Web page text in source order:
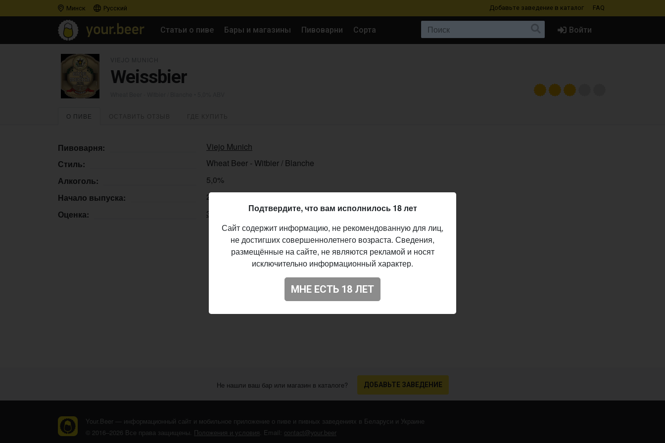
Минск Русский Добавьте заведение в каталог FAQ
Статьи о пиве Бары и магазины Пивоварни Сорта Войти
Weissbier
О ПИВЕ
Пивоварня:
Viejo Munich
Стиль:
Wheat Beer - Witbier / Blanche
Алкоголь:
5,0%
Начало выпуска:
24.04.2014
Оценка:
3.046
Не нашли ваш бар или магазин в каталоге? ДОБАВЬТЕ ЗАВЕДЕНИЕ
Your.Beer — информационный сайт и мобильное приложение о пиве и пивных заведениях в Беларуси и Украине
© 2016–2026 Все права защищены. Положения и условия. Email: contact@your.beer
Подтвердите, что вам исполнилось 18 лет
Сайт содержит информацию, не рекомендованную для лиц,
не достигших совершеннолетнего возраста. Сведения,
размещённые на сайте, не являются рекламой и носят
исключительно информационный характер.
МНЕ ЕСТЬ 18 ЛЕТ